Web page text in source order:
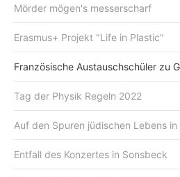
Mörder mögen's messerscharf
Erasmus+ Projekt "Life in Plastic"
Französische Austauschschüler zu
Tag der Physik Regeln 2022
Auf den Spuren jüdischen Lebens in
Entfall des Konzertes in Sonsbeck